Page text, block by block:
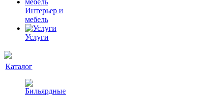
Интерьер и
мебель
Услуги
Каталог